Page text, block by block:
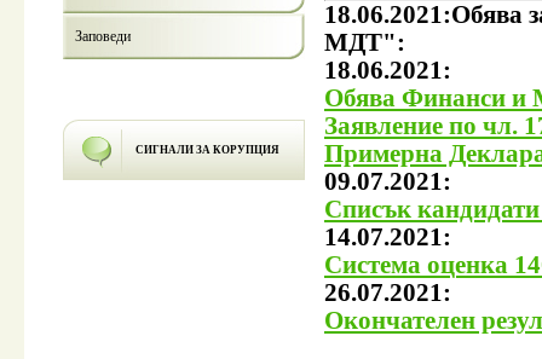
Заповеди
СИГНАЛИ ЗА КОРУПЦИЯ
18.06.2021:Обява
МДТ":
18.06.2021:
Обява Финанси и
Заявление по чл.
Примерна
09.07.2021:
Списък
14.07.2021:
Система оценка
26.07.2021:
Окончателен